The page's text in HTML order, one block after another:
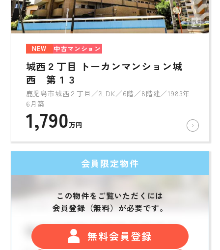
NEW 中古マンション
城西２丁目 トーカンマンション城
西 第１３
鹿児島市城西２丁目／2LDK／6階／8階建／1983年
6月築
1,790万円
会員限定物件
この物件をご覧いただくには
会員登録（無料）が必要です。
無料会員登録